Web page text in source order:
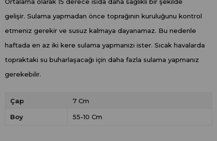
Ortalama olarak 15 derece ısıda daha sağlıklı bir şekilde
gelişir. Sulama yapmadan önce toprağının kuruluğunu kontrol
etmeniz gerekir ve susuz kalmaya dayanamaz. Bu nedenle
haftada en az iki kere sulama yapmanızı ister. Sıcak havalarda
topraktaki su buharlaşacağı için daha fazla sulama yapmanız
gerekebilir.
Çap 7 Cm
Boy 55-10 Cm